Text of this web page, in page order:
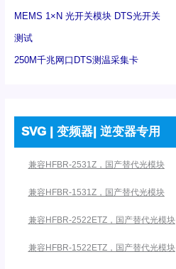
MEMS 1×N 光开关模块 DTS光开关
测试
250M千兆网口DTS测温采集卡
SVG | 变频器| 逆变器专用
兼容HFBR-2531Z，国产替代光模块
兼容HFBR-1531Z，国产替代光模块
兼容HFBR-2522ETZ，国产替代光模块
兼容HFBR-1522ETZ，国产替代光模块